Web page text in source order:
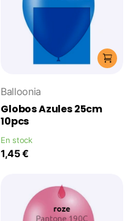
Balloonia
Globos Azules 25cm
10pcs
En stock
1,45 €